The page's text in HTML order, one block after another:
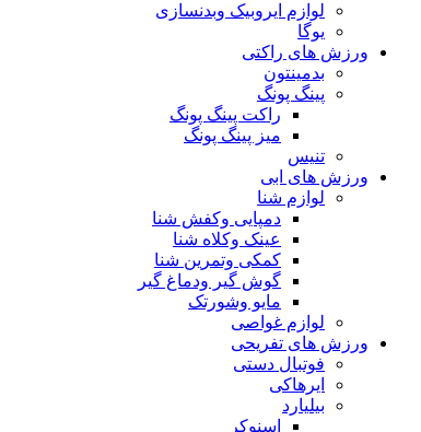
لوازم ایروبیک وبدنسازی
یوگا
ورزش های راکتی
بدمینتون
پینگ پونگ
راکت پینگ پونگ
میز پینگ پونگ
تنیس
ورزش های ابی
لوازم شنا
دمپایی وکفش شنا
عینک وکلاه شنا
کمکی وتمرین شنا
گوش گیر ودماغ گیر
مایو وشورتک
لوازم غواصی
ورزش های تفریحی
فوتبال دستی
ایرهاکی
بیلیارد
اسنوکر